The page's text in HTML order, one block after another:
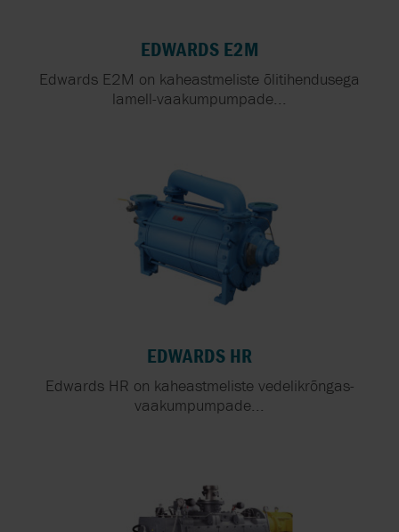
EDWARDS E2M
Edwards E2M on kaheastmeliste õlitihendusega
lamell-vaakumpumpade...
EDWARDS HR
Edwards HR on kaheastmeliste vedelikrõngas-
vaakumpumpade...